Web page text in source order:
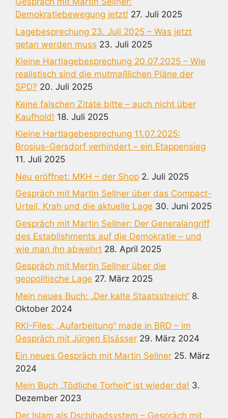
Demokratiebewegung jetzt! 27. Juli 2025
Lagebesprechung 23. Juli 2025 – Was jetzt
getan werden muss 23. Juli 2025
Kleine Hartlagebesprechung 20.07.2025 – Wie
realistisch sind die mutmaßlichen Pläne der
SPD? 20. Juli 2025
Keine falschen Zitate bitte – auch nicht über
Kaufhold! 18. Juli 2025
Kleine Hartlagebesprechung 11.07.2025:
Brosius-Gersdorf verhindert – ein Etappensieg
11. Juli 2025
Neu eröffnet: MKH – der Shop 2. Juli 2025
Gespräch mit Martin Sellner über das Compact-
Urteil, Krah und die aktuelle Lage 30. Juni 2025
Gespräch mit Martin Sellner: Der Generalangriff
des Establishments auf die Demokratie – und
wie man ihn abwehrt 28. April 2025
Gespräch mit Mertin Sellner über die
geopolitische Lage 27. März 2025
Mein neues Buch: „Der kalte Staatsstreich“ 8.
Oktober 2024
RKI-Files: „Aufarbeitung“ made in BRD – im
Gespräch mit Jürgen Elsässer 29. März 2024
Ein neues Gespräch mit Martin Sellner 25. März
2024
Mein Buch „Tödliche Torheit“ ist wieder da! 3.
Dezember 2023
Der Islam als Dschihadsystem – Gespräch mit